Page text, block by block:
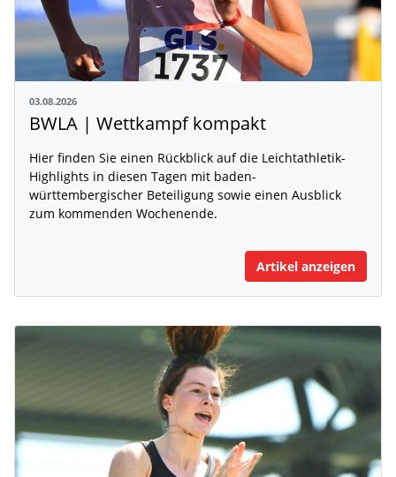
03.08.2026
BWLA | Wettkampf kompakt
Hier finden Sie einen Rückblick auf die Leichtathletik-
Highlights in diesen Tagen mit baden-
württembergischer Beteiligung sowie einen Ausblick
zum kommenden Wochenende.
Artikel anzeigen